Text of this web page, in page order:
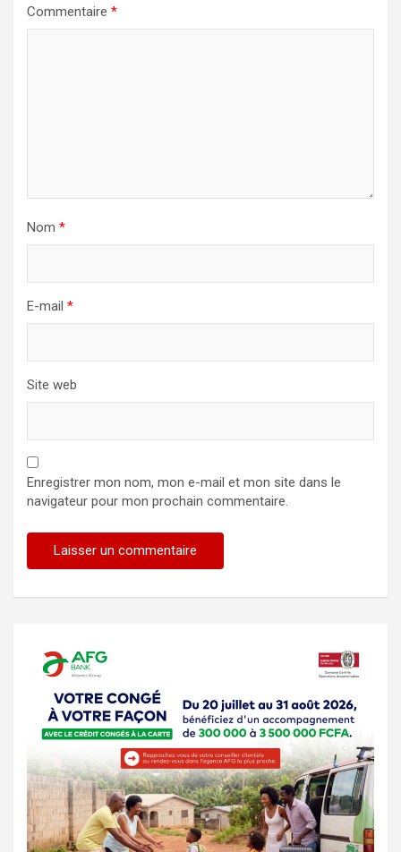
Commentaire *
Nom *
E-mail *
Site web
Enregistrer mon nom, mon e-mail et mon site dans le
navigateur pour mon prochain commentaire.